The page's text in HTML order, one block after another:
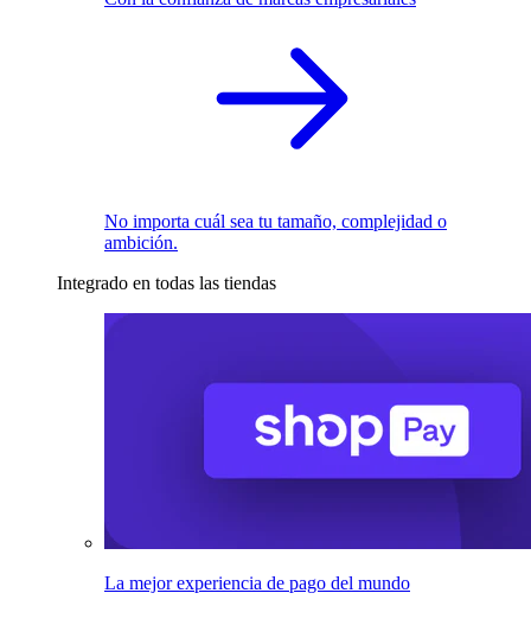
No importa cuál sea tu tamaño, complejidad o
ambición.
Integrado en todas las tiendas
La mejor experiencia de pago del mundo